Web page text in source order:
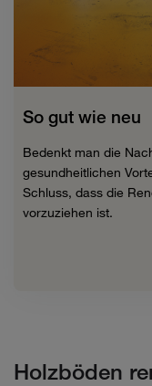
So gut wie neu
Bedenkt man die
gesundheitlichen
Schluss, dass die
vorzuziehen ist.
Holzböden